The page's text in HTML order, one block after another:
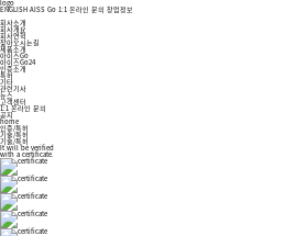
logo
ENGLISH AISS Go 1:1 온라인 문의 창업정보
회사소개
회사개요
회사연혁
찾아오시는길
제품소개
아이스Go
아이스Go24
인증소개
특허
기타
관련기사
뉴스
고객센터
1:1 온라인 문의
공지
home
인증/특허
기술/특허
기술/특허
It will be verified
with a certificate.